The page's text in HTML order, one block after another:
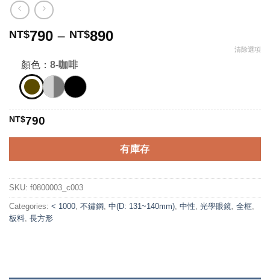
NT$790 – NT$890Price
顏色： 8-咖啡
清除選項
NT$790
有庫存
SKU: f0800003_c003
Categories: < 1000, 不鏽鋼, 中(D: 131~140mm), 中性, 光學眼鏡, 全框,
板料, 長方形